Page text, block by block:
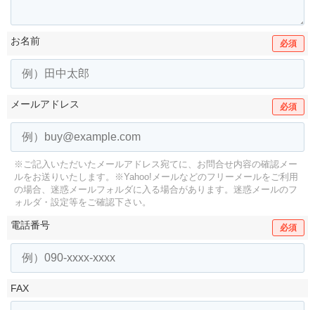
お名前 必須
メールアドレス 必須
※ご記入いただいたメールアドレス宛てに、お問合せ内容の確認メー
ルをお送りいたします。
※Yahoo!メールなどのフリーメールをご利用
の場合、迷惑メールフォルダに入る場合があります。 迷惑メールのフ
ォルダ・設定等をご確認下さい。
電話番号 必須
FAX